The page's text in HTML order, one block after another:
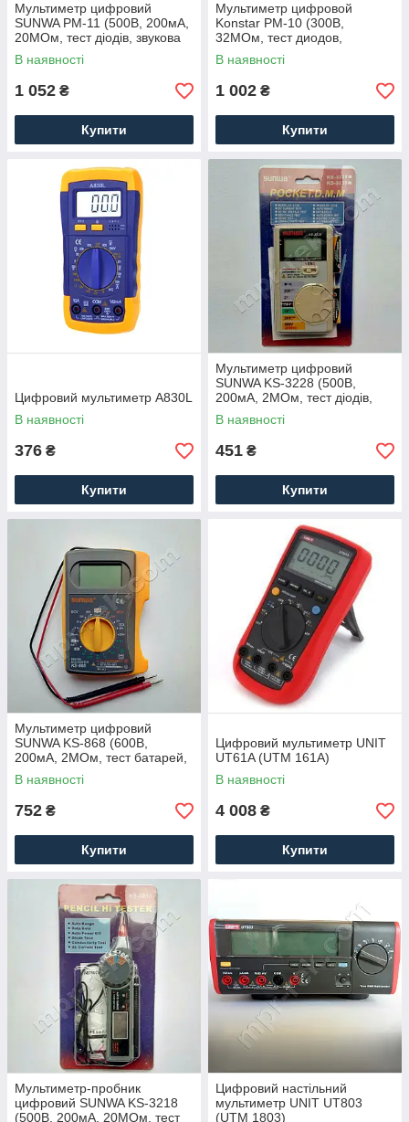
Мультиметр цифровий
SUNWA PM-11 (500В, 200мА,
20МОм, тест діодів, звукова
продзвонювання)
В наявності
1 052 ₴
Купити
Мультиметр цифровой
Konstar PM-10 (300В,
32МОм, тест диодов,
звуковая прозвонка)
В наявності
1 002 ₴
Купити
Цифровий мультиметр A830L
В наявності
376 ₴
Купити
Мультиметр цифровий
SUNWA KS-3228 (500В,
200мА, 2МОм, тест діодів,
звукова продзвонювання)
В наявності
451 ₴
Купити
Мультиметр цифровий
SUNWA KS-868 (600В,
200мА, 2МОм, тест батарей,
тест діодів, звукова
продзвонювання)
В наявності
752 ₴
Купити
Цифровий мультиметр UNIT
UT61A (UTM 161A)
В наявності
4 008 ₴
Купити
Мультиметр-пробник
цифровий SUNWA KS-3218
(500В, 200мА, 20МОм, тест
Цифровий настільний
мультиметр UNIT UT803
(UTM 1803)